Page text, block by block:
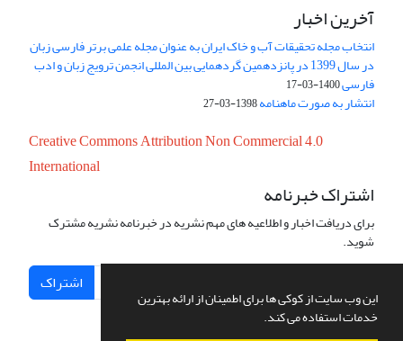
این وب سایت از کوکی ها برای اطمینان از ارائه بهترین
خدمات استفاده می کند.
آخرین اخبار
انتخاب مجله تحقیقات آب و خاک ایران به عنوان مجله علمی برتر فارسی زبان
در سال 1399 در پانزدهمین گردهمایی بین المللی انجمن ترویج زبان و ادب
فارسی1400-03-17
انتشار به صورت ماهنامه1398-03-27
Creative Commons Attribution Non Commercial 4.0
International
اشتراک خبرنامه
برای دریافت اخبار و اطلاعیه های مهم نشریه در خبرنامه نشریه مشترک
شوید.
اشتراک